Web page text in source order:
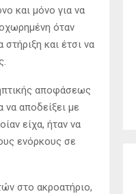
και μόνο για να
όταν
και έτσι να
αποφάσεως
να αποδείξει με
είχα, ήταν να
ενόρκους σε
στο ακροατήριο,